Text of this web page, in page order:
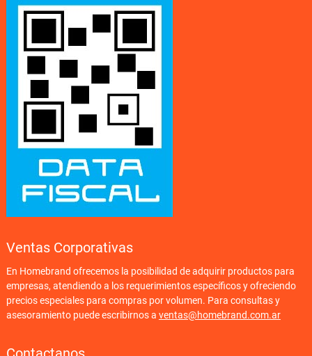
Ventas Corporativas
En Homebrand ofrecemos la posibilidad de adquirir productos para
empresas, atendiendo a los requerimientos específicos y ofreciendo
precios especiales para compras por volumen. Para consultas y
asesoramiento puede escribirnos a ventas@homebrand.com.ar